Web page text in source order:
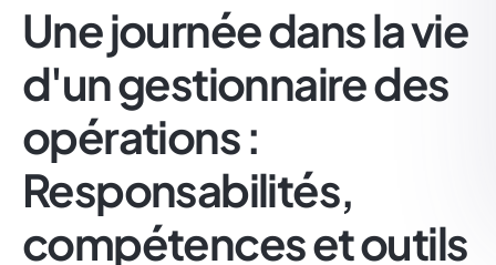
Une journée dans la vie
d'un gestionnaire des
opérations :
Responsabilités,
compétences et outils